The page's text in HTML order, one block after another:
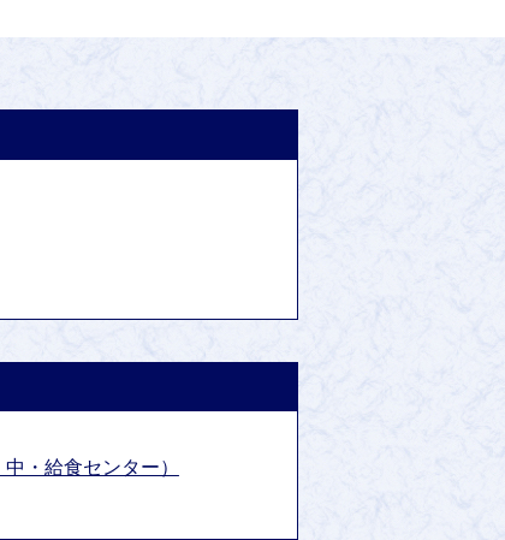
・給食センター）